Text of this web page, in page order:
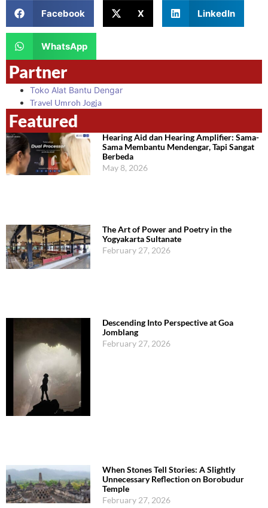
Facebook X LinkedIn
WhatsApp
Partner
Toko Alat Bantu Dengar
Travel Umroh Jogja
Featured
Hearing Aid dan Hearing Amplifier: Sama-
Sama Membantu Mendengar, Tapi Sangat
Berbeda
May 8, 2026
The Art of Power and Poetry in the
Yogyakarta Sultanate
February 27, 2026
Descending Into Perspective at Goa
Jomblang
February 27, 2026
When Stones Tell Stories: A Slightly
Unnecessary Reflection on Borobudur
Temple
February 27, 2026